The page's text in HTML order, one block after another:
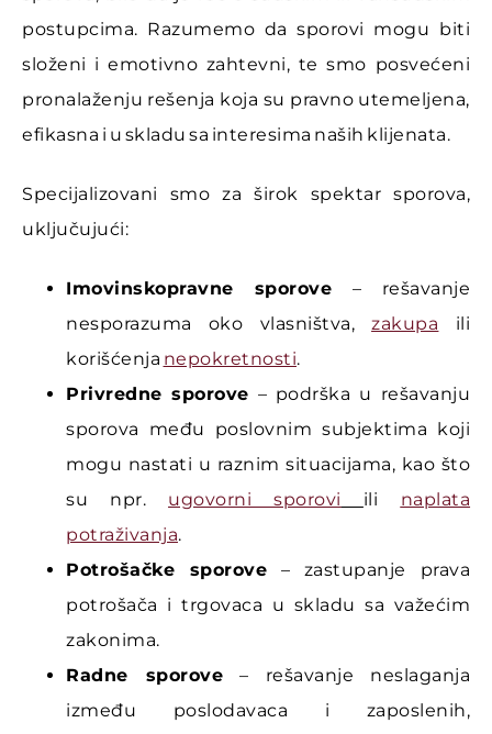
postupcima. Razumemo da sporovi mogu biti
složeni i emotivno zahtevni, te smo posvećeni
pronalaženju rešenja koja su pravno utemeljena,
efikasna i u skladu sa interesima naših klijenata.
Specijalizovani smo za širok spektar sporova,
uključujući:
Imovinskopravne sporove – rešavanje
nesporazuma oko vlasništva,zakupa ili
korišćenja nepokretnosti.
Privredne sporove – podrška u rešavanju
sporova među poslovnim subjektima koji
mogu nastati u raznim situacijama, kao što
su npr. ugovorni sporovi ili naplata
potraživanja.
Potrošačke sporove – zastupanje prava
potrošača i trgovaca u skladu sa važećim
zakonima.
Radne sporove – rešavanje neslaganja
između poslodavaca i zaposlenih,